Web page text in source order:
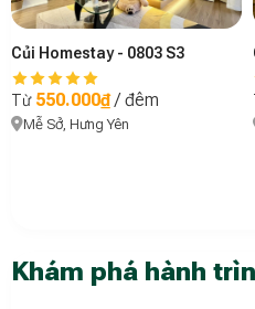
Củi Homestay - 0803 S3
Từ 550.000₫/ đêm
Mễ Sở, Hưng Yên
Khám phá hành